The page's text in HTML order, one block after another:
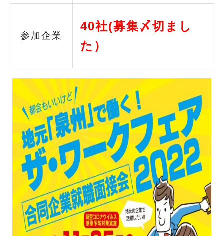
参加企業
40社(募集〆切まし
た）